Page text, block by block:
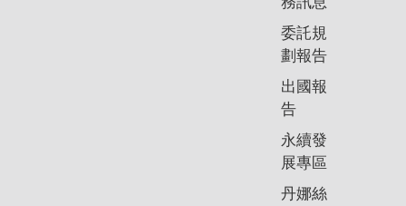
委託規
劃報告
出國報
告
永續發
展專區
丹娜絲